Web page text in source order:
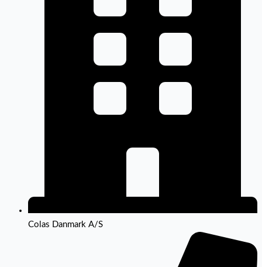
Colas Danmark A/S